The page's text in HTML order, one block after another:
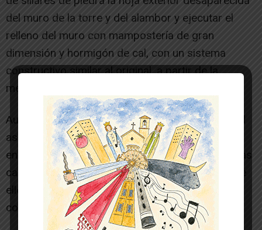
del muro de la torre y del alambor y ejecutar el
relleno del muro con mampostería de gran
dimensión y hormigón de cal, con un sistema
constructivo similar al original, a partir de la
medición de la fábrica que había llegado.
Aunque esta intervención haya sido sencilla, en el
aspecto formal, ha tenido una importante
envergadura por la dimensión de la torre, y por las
características de los trabajos, la mayor parte de
ellos de carácter estructural y de ejecución
complicada.